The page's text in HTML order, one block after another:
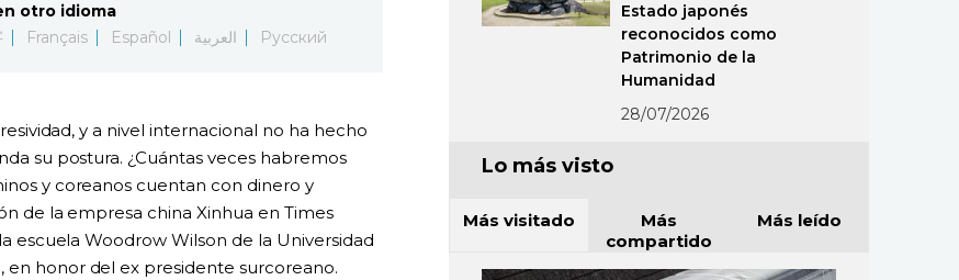
otro idioma
Français Español العربية Русский
y a nivel internacional no ha hecho
su postura. ¿Cuántas veces habremos
y coreanos cuentan con dinero y
de la empresa china Xinhua en Times
escuela Woodrow Wilson de la Universidad
honor del ex presidente surcoreano.
Estado japonés
reconocidos como
Patrimonio de la
Humanidad
28/07/2026
Lo más visto
Más visitado
Más
compartido
Más leído